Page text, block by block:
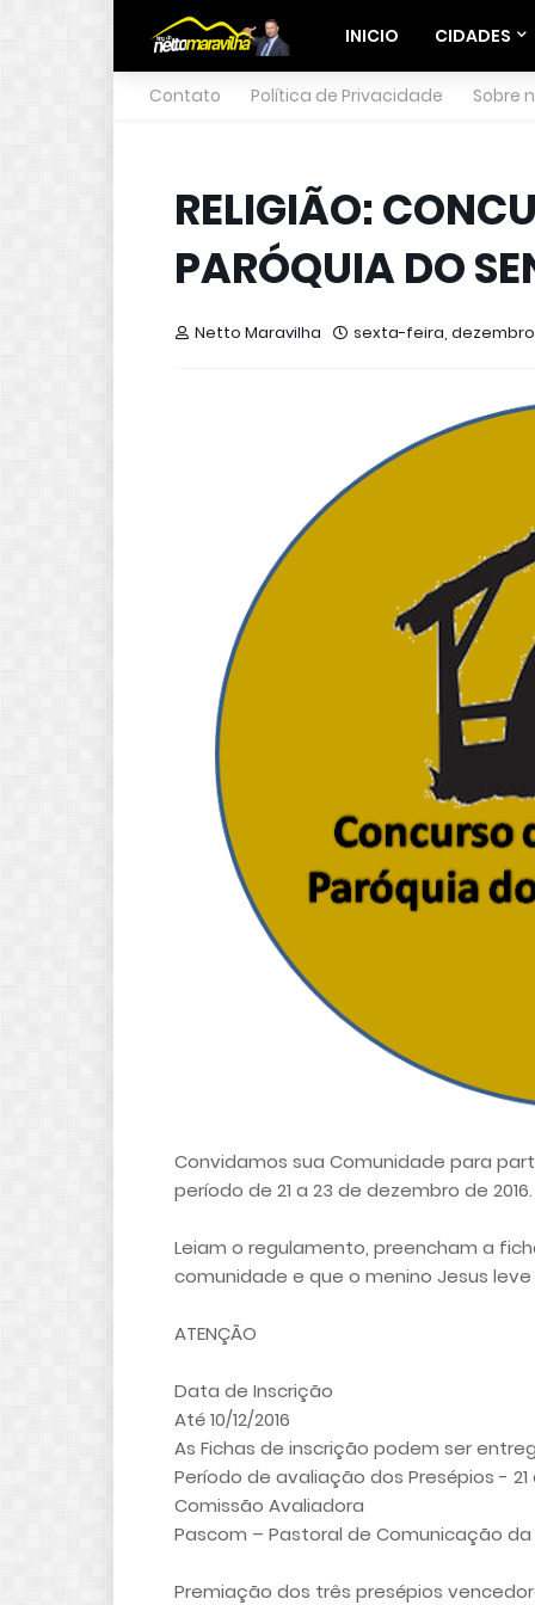
INICIO CIDADES
Contato Política de Privacidade Sobre
RELIGIÃO:
PARÓQUIA DO
Netto Maravilha sexta-feira, dezembro
Convidamos sua Comunidade para
período de 21 a 23 de dezembro de 2016.
Leiam o regulamento, preencham a
comunidade e que o menino Jesus
ATENÇÃO
Data de Inscrição
Até 10/12/2016
As Fichas de inscrição podem ser
Período de avaliação dos Presépios -
Comissão Avaliadora
Pascom – Pastoral de Comunicação
Premiação dos três presépios